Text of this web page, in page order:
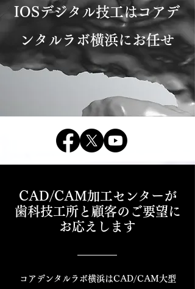
IOSデジタル技工はコアデ
ンタルラボ横浜にお任せ
CAD/CAM加工センターが
歯科技工所と顧客のご要望に
お応えします
コアデンタルラボ横浜はCAD/CAM大型